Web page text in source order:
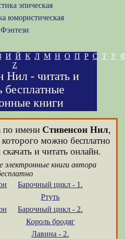
эпическая
юмористическая
Фэнтези
И Й К Л М Н О П Р С Т У
Z
Нил - читать и
бесплатные
книги
по имени Стивенсон Нил,
можно бесплатно
и читать онлайн.
электронные книги автора
Барочный цикл - 1.
Ртуть
Барочный цикл - 2.
Король бродяг
Лавина - 2.